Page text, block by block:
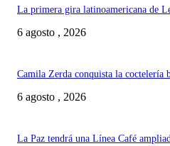
La primera gira latinoamericana de
6 agosto , 2026
Camila Zerda conquista la
6 agosto , 2026
La Paz tendrá una Línea Café